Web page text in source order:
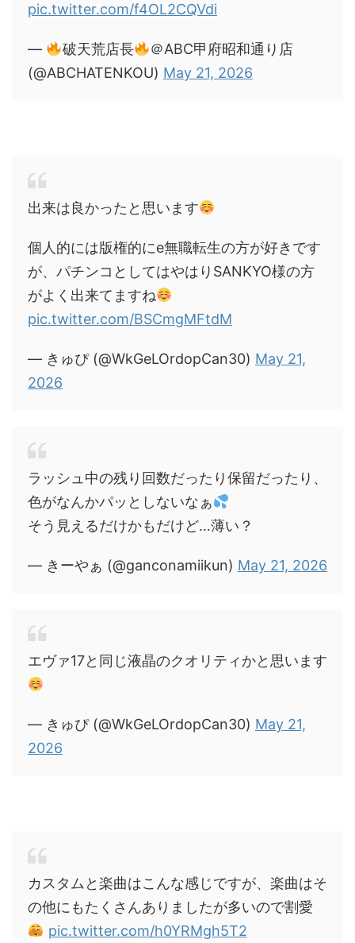
pic.twitter.com/f4OL2CQVdi
— 破天荒店長
＠ABC甲府昭和通り店
(@ABCHATENKOU) May 21, 2026
出来は良かったと思います
個人的には版権的にe無職転生の方が好きです
が、パチンコとしてはやはりSANKYO様の方
がよく出来てますね
pic.twitter.com/BSCmgMFtdM
— きゅぴ (@WkGeLOrdopCan30) May 21,
2026
ラッシュ中の残り回数だったり保留だったり、
色がなんかパッとしないなぁ
そう見えるだけかもだけど…薄い？
— きーやぁ (@ganconamiikun) May 21, 2026
エヴァ17と同じ液晶のクオリティかと思います
— きゅぴ (@WkGeLOrdopCan30) May 21,
2026
カスタムと楽曲はこんな感じですが、楽曲はそ
の他にもたくさんありましたが多いので割愛
pic.twitter.com/h0YRMgh5T2